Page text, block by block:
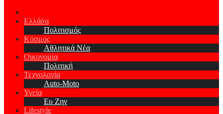
Ελλάδα
Πολιτισμός
Κόσμος
Αθλητικά Νέα
Οικονομία
Πολιτική
Τεχνολογία
Auto-Moto
Υγεία
Ευ Ζην
Lifestyle